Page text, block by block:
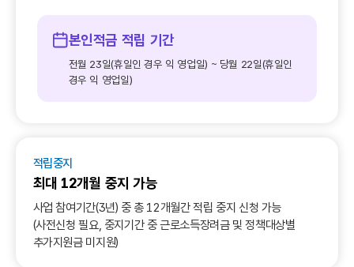
본인적금 적립 기간
전월 23일(휴일인 경우 익 영업일) ~ 당월 22일(휴일인
경우 익 영업일)
적립중지
최대 12개월 중지 가능
사업 참여기간(3년) 중 총 12개월간 적립 중지 신청 가능
(사전신청 필요, 중지기간 중 근로소득장려금 및 정책대상별
추가지원금 미지원)